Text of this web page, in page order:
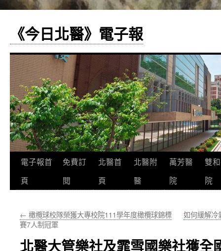
《今日北醫》電子報
跳
至
要
電子報首
頁
免費訂
閱
北醫首
頁
北醫附
醫
萬芳醫
院
雙
院
← 橄欖球校隊榮獲大專校院111學年度橄欖球錦標
賽7人制冠軍
如何緩解冷
北醫大管樂社及霏雪國樂社獲全